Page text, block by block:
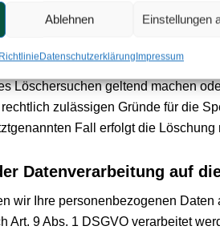
Ablehnen Einstellungen
DatenschutzerklärungImpressum
genannt wurde,
Löschersuchen geltend machen
zulässigen Gründe für die
Fall erfolgt die
Datenverarbeitung auf
Ihre personenbezogenen Daten
Art. 9 Abs. 1 DSGVO verarbeitet